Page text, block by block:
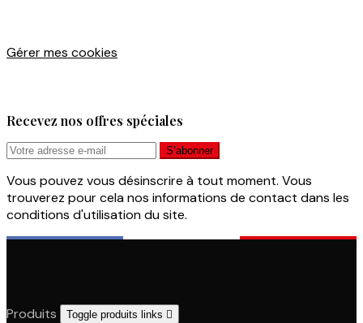
Gérer mes cookies
Recevez nos offres spéciales
Vous pouvez vous désinscrire à tout moment. Vous
trouverez pour cela nos informations de contact dans les
conditions d'utilisation du site.
Produits Toggle produits links 